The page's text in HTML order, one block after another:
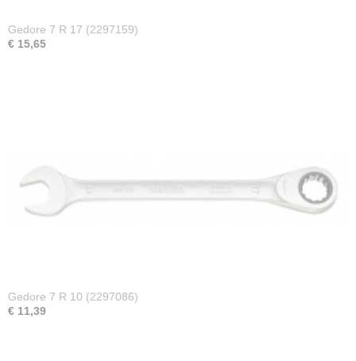
Gedore 7 R 17 (2297159)
€ 15,65
Gedore 7 R 10 (2297086)
€ 11,39